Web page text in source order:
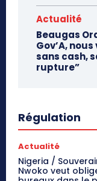
Actualité
Beaugas
Gov’A,
sans cash,
rupture”
Régulation
Actualité
Nigeria /
Nwoko veut